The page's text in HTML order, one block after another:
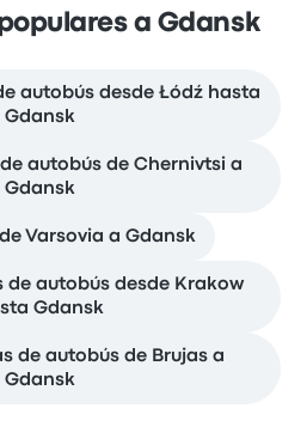
a Gdansk
autobús desde Łódź hasta
Gdansk
autobús de Chernivtsi a
Gdansk
Varsovia a Gdansk
de autobús desde Krakow
Gdansk
de autobús de Brujas a
Gdansk